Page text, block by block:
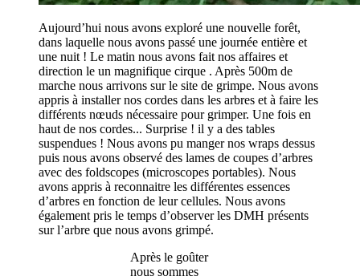
Aujourd’hui nous avons exploré une nouvelle forêt,
dans laquelle nous avons passé une journée entière et
une nuit ! Le matin nous avons fait nos affaires et
direction le un magnifique cirque . Après 500m de
marche nous arrivons sur le site de grimpe. Nous avons
appris à installer nos cordes dans les arbres et à faire les
différents nœuds nécessaire pour grimper. Une fois en
haut de nos cordes... Surprise ! il y a des tables
suspendues ! Nous avons pu manger nos wraps dessus
puis nous avons observé des lames de coupes d’arbres
avec des foldscopes (microscopes portables). Nous
avons appris à reconnaitre les différentes essences
d’arbres en fonction de leur cellules. Nous avons
également pris le temps d’observer les DMH présents
sur l’arbre que nous avons grimpé.
Après le goûter
nous sommes